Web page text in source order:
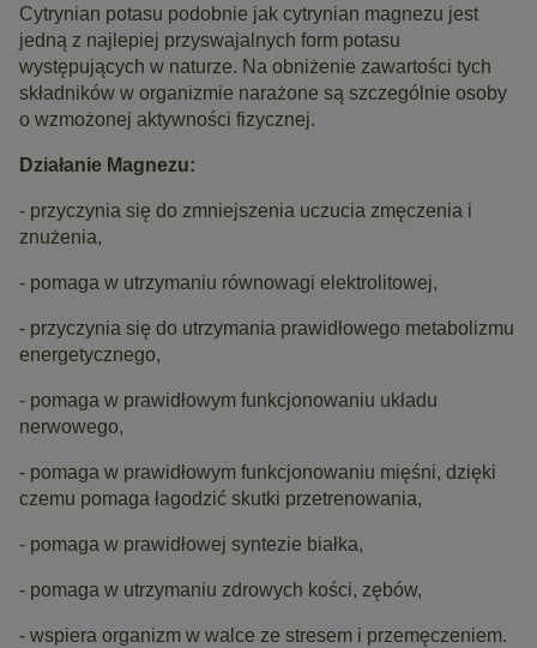
Cytrynian potasu podobnie jak cytrynian magnezu jest
jedną z najlepiej przyswajalnych form potasu
występujących w naturze. Na obniżenie zawartości tych
składników w organizmie narażone są szczególnie osoby
o wzmożonej aktywności fizycznej.
Działanie Magnezu:
- przyczynia się do zmniejszenia uczucia zmęczenia i
znużenia,
- pomaga w utrzymaniu równowagi elektrolitowej,
- przyczynia się do utrzymania prawidłowego metabolizmu
energetycznego,
- pomaga w prawidłowym funkcjonowaniu układu
nerwowego,
- pomaga w prawidłowym funkcjonowaniu mięśni, dzięki
czemu pomaga łagodzić skutki przetrenowania,
- pomaga w prawidłowej syntezie białka,
- pomaga w utrzymaniu zdrowych kości, zębów,
- wspiera organizm w walce ze stresem i przemęczeniem.